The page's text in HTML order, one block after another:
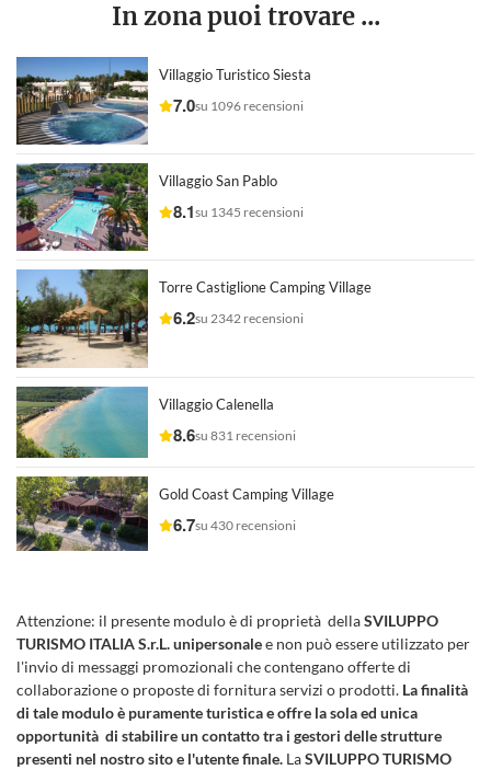
In zona puoi trovare ...
Villaggio Turistico Siesta
7.0su 1096 recensioni
Villaggio San Pablo
8.1su 1345 recensioni
Torre Castiglione Camping Village
6.2su 2342 recensioni
Villaggio Calenella
8.6su 831 recensioni
Gold Coast Camping Village
6.7su 430 recensioni
Attenzione: il presente modulo è di proprietà dellaSVILUPPO
TURISMO ITALIA S.r.L. unipersonalee non può essere utilizzato per
l'invio di messaggi promozionali che contengano offerte di
collaborazione o proposte di fornitura servizi o prodotti. La finalità
di tale modulo è puramente turistica e offre la sola ed unica
opportunità di stabilire un contatto tra i gestori delle strutture
presenti nel nostro sito e l'utente finale. LaSVILUPPO TURISMO